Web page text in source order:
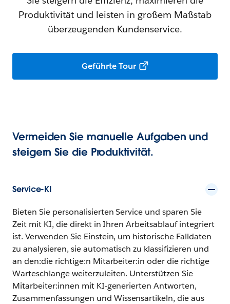
Produktivität und leisten in großem Maßstab
überzeugenden Kundenservice.
Geführte Tour
Vermeiden Sie manuelle Aufgaben und
steigern Sie die Produktivität.
Service-KI
Bieten Sie personalisierten Service und sparen Sie
Zeit mit KI, die direkt in Ihren Arbeitsablauf integriert
ist. Verwenden Sie Einstein, um historische Falldaten
zu analysieren, sie automatisch zu klassifizieren und
an den:die richtige:n Mitarbeiter:in oder die richtige
Warteschlange weiterzuleiten. Unterstützen Sie
Mitarbeiter:innen mit KI-generierten Antworten,
Zusammenfassungen und Wissensartikeln, die aus